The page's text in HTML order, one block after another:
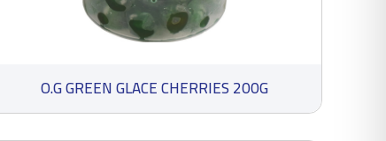
O.G GREEN GLACE CHERRIES 200G